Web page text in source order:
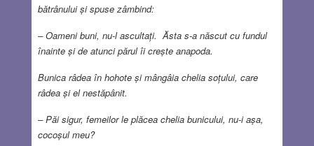
bătrânului și spuse zâmbind:
– Oameni buni, nu-l ascultați. Ăsta s-a născut cu fundul
înainte și de atunci părul îi crește anapoda.
Bunica râdea în hohote și mângâia chelia soțului, care
râdea și el nestăpânit.
– Păi sigur, femeilor le plăcea chelia bunicului, nu-i așa,
cocoșul meu?